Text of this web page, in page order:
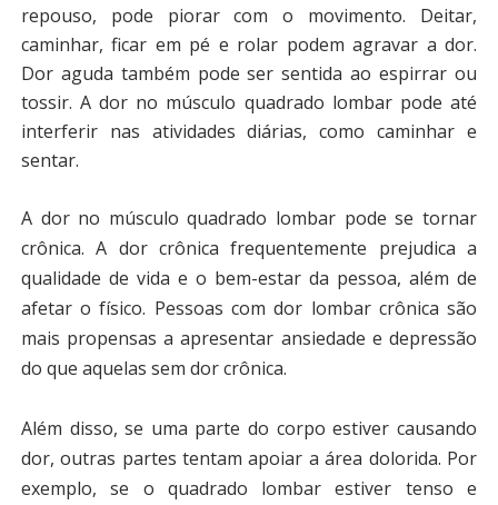
repouso, pode piorar com o movimento. Deitar,
caminhar, ficar em pé e rolar podem agravar a dor.
Dor aguda também pode ser sentida ao espirrar ou
tossir. A dor no músculo quadrado lombar pode até
interferir nas atividades diárias, como caminhar e
sentar.
A dor no músculo quadrado lombar pode se tornar
crônica. A dor crônica frequentemente prejudica a
qualidade de vida e o bem-estar da pessoa, além de
afetar o físico. Pessoas com dor lombar crônica são
mais propensas a apresentar ansiedade e depressão
do que aquelas sem dor crônica.
Além disso, se uma parte do corpo estiver causando
dor, outras partes tentam apoiar a área dolorida. Por
exemplo, se o quadrado lombar estiver tenso e